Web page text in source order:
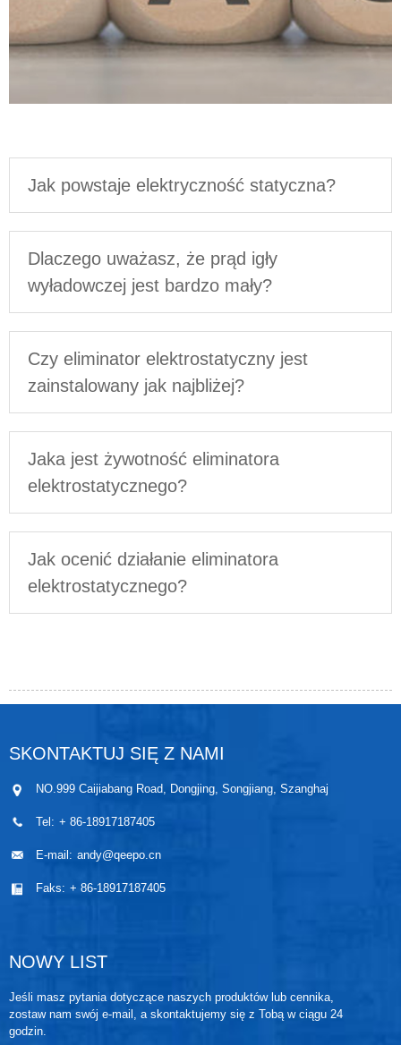
Jak powstaje elektryczność statyczna?
Dlaczego uważasz, że prąd igły
wyładowczej jest bardzo mały?
Czy eliminator elektrostatyczny jest
zainstalowany jak najbliżej?
Jaka jest żywotność eliminatora
elektrostatycznego?
Jak ocenić działanie eliminatora
elektrostatycznego?
SKONTAKTUJ SIĘ Z NAMI
NO.999 Caijiabang Road, Dongjing, Songjiang, Szanghaj
Tel: + 86-18917187405
E-mail: andy@qeepo.cn
Faks: + 86-18917187405
NOWY LIST
Jeśli masz pytania dotyczące naszych produktów lub cennika,
zostaw nam swój e-mail, a skontaktujemy się z Tobą w ciągu 24
godzin.